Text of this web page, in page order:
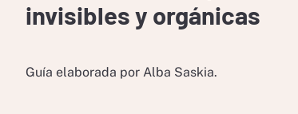
invisibles y orgánicas
Guía elaborada por Alba Saskia.